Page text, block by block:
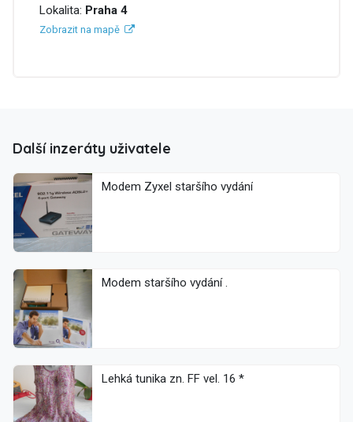
Lokalita: Praha 4
Zobrazit na mapě
Další inzeráty uživatele
Modem Zyxel staršího vydání
Modem staršího vydání .
Lehká tunika zn. FF vel. 16 *